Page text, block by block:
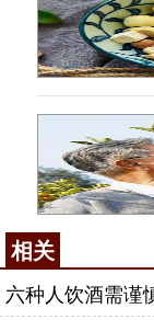
相关
六种人饮酒需谨